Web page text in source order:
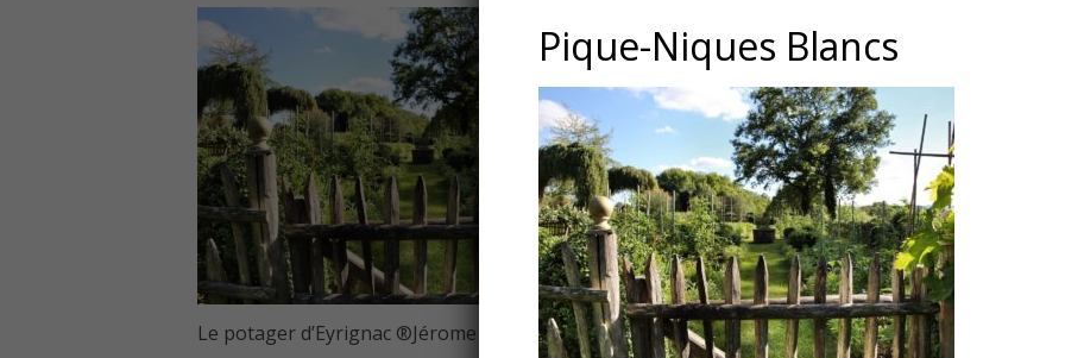
Le potager d’Eyrignac ®Jérome Morel
Pique-Niques Blancs